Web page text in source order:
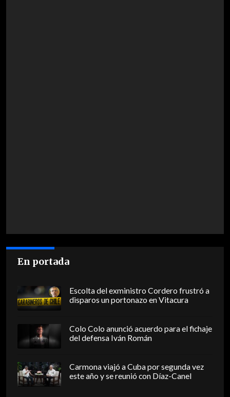
En portada
Escolta del exministro Cordero frustró a
disparos un portonazo en Vitacura
Colo Colo anunció acuerdo para el fichaje
del defensa Iván Román
Carmona viajó a Cuba por segunda vez
este año y se reunió con Díaz-Canel